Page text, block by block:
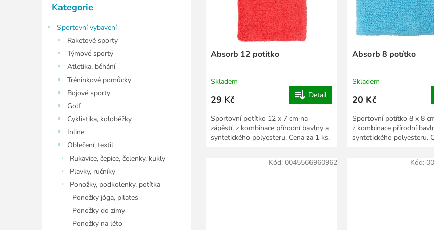
kategorie
Kategorie
Sportovní vybavení
Raketové sporty
Týmové sporty
Atletika, běhání
Tréninkové pomůcky
Bojové sporty
Golf
Cyklistika, koloběžky
Inline
Oblečení, textil
Rukavice, čepice, čelenky, kukly
Plavky, ručníky
Ponožky, podkolenky, potítka
Ponožky jóga, pilates
Ponožky do zimy
Ponožky na léto
Absorb 12 potítko
Skladem
29 Kč Detail
Sportovní potítko 12 x 7 cm na
zápěstí, z kombinace přírodní bavlny a
syntetického polyesteru. Cena za 1 ks.
Absorb 8 potítko
Skladem
20 Kč
Sportovní potítko 8 x 8
z kombinace přírodní
syntetického polyesteru.
Kód: 0045566960962 Kód: